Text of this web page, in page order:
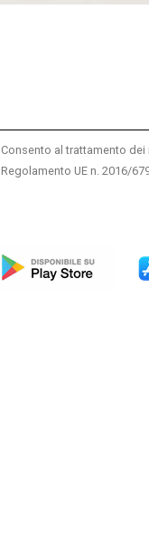
Consento al trattamento
Regolamento UE n. 2016/